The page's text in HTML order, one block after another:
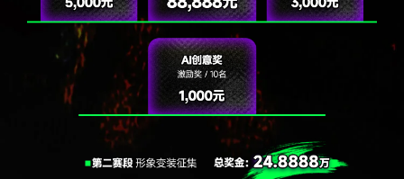
个体体验。愤怒不再是主要燃料，情绪本身成为
信仰。
二、从"反抗者"到"感受者"
早期rapper像先知：他们告诉世界哪里错了。
现在的00后更像"告解者"：他们讲—
我失恋了、我焦虑、我不确定未来、我想被理